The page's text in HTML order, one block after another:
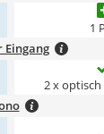
1
Eingang
2 x